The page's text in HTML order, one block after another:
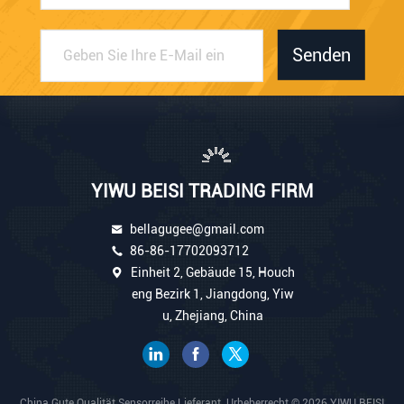
Senden
YIWU BEISI TRADING FIRM
bellagugee@gmail.com
86-86-17702093712
Einheit 2, Gebäude 15, Houch
eng Bezirk 1, Jiangdong, Yiw
u, Zhejiang, China